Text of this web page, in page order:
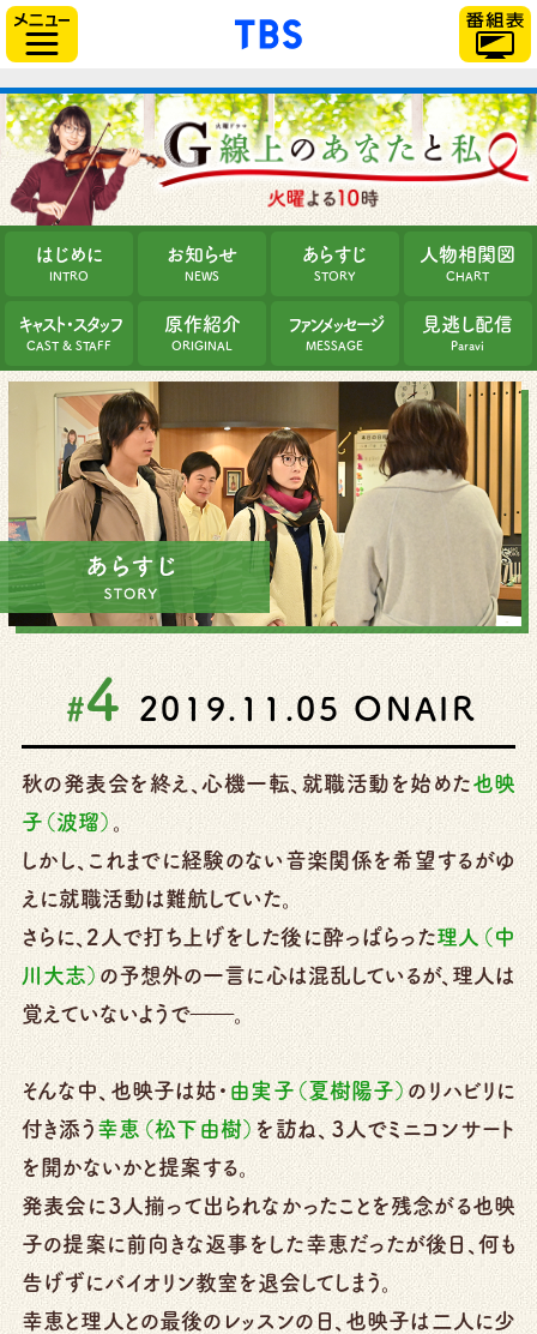
「TBSテレビ」トップ
はじめに
INTRO
お知らせ
NEWS
あらすじ
STORY
人物相関図
CHART
キャスト・スタッフ
CAST & STAFF
原作紹介
ORIGINAL
ファンメッセージ
MESSAGE
見逃し配信
Paravi
#4 2019.11.05 ONAIR
秋の発表会を終え、心機一転、就職活動を始めた也映
子（波瑠）。
しかし、これまでに経験のない音楽関係を希望するがゆ
えに就職活動は難航していた。
さらに、2人で打ち上げをした後に酔っぱらった理人（中
川大志）の予想外の一言に心は混乱しているが、理人は
覚えていないようで――。
そんな中、也映子は姑・ 由実子（夏樹陽子）のリハビリに
付き添う幸恵（松下由樹） を訪ね、３人でミニコンサート
を開かないかと提案する。
発表会に３人揃って出られなかったことを残念がる也映
子の提案に前向きな返事をした幸恵だったが後日、何も
告げずにバイオリン教室を退会してしまう。
幸恵と理人との最後のレッスンの日、也映子は二人に少